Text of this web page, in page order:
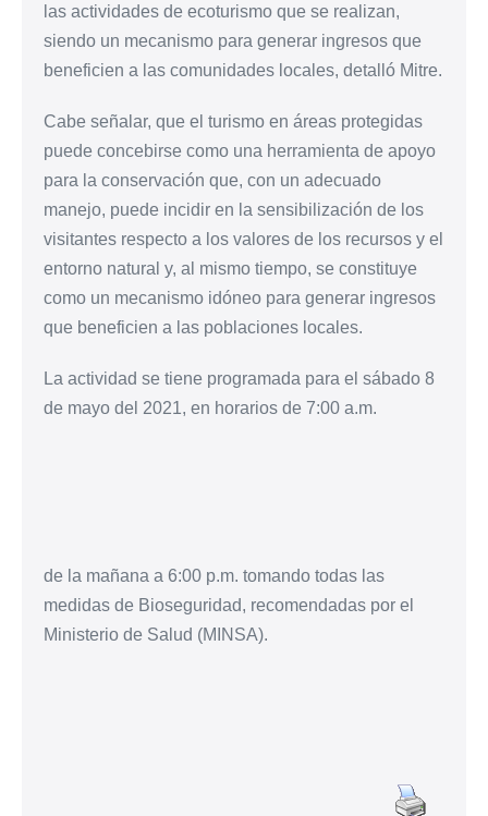
las actividades de ecoturismo que se realizan,
siendo un mecanismo para generar ingresos que
beneficien a las comunidades locales, detalló Mitre.
Cabe señalar, que el turismo en áreas protegidas
puede concebirse como una herramienta de apoyo
para la conservación que, con un adecuado
manejo, puede incidir en la sensibilización de los
visitantes respecto a los valores de los recursos y el
entorno natural y, al mismo tiempo, se constituye
como un mecanismo idóneo para generar ingresos
que beneficien a las poblaciones locales.
La actividad se tiene programada para el sábado 8
de mayo del 2021, en horarios de 7:00 a.m.
de la mañana a 6:00 p.m. tomando todas las
medidas de Bioseguridad, recomendadas por el
Ministerio de Salud (MINSA).